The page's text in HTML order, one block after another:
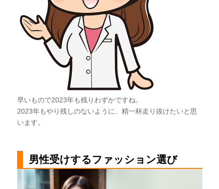
早いもので2023年も残りわずかですね。
2023年もやり残しのないように、精一杯走り抜けたいと思
います。
男性受けするファッション選び